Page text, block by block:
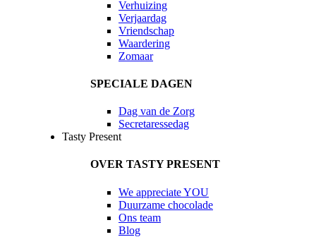
Verhuizing
Verjaardag
Vriendschap
Waardering
Zomaar
SPECIALE DAGEN
Dag van de Zorg
Secretaressedag
Tasty Present
OVER TASTY PRESENT
We appreciate YOU
Duurzame chocolade
Ons team
Blog